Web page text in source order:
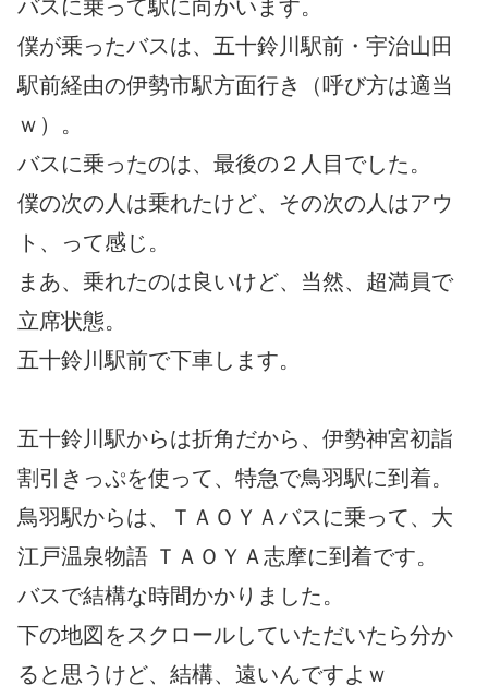
バスに乗って駅に向かいます。
僕が乗ったバスは、五十鈴川駅前・宇治山田
駅前経由の伊勢市駅方面行き（呼び方は適当
ｗ）。
バスに乗ったのは、最後の２人目でした。
僕の次の人は乗れたけど、その次の人はアウ
ト、って感じ。
まあ、乗れたのは良いけど、当然、超満員で
立席状態。
五十鈴川駅前で下車します。
五十鈴川駅からは折角だから、伊勢神宮初詣
割引きっぷを使って、特急で鳥羽駅に到着。
鳥羽駅からは、ＴＡＯＹＡバスに乗って、大
江戸温泉物語 ＴＡＯＹＡ志摩に到着です。
バスで結構な時間かかりました。
下の地図をスクロールしていただいたら分か
ると思うけど、結構、遠いんですよｗ